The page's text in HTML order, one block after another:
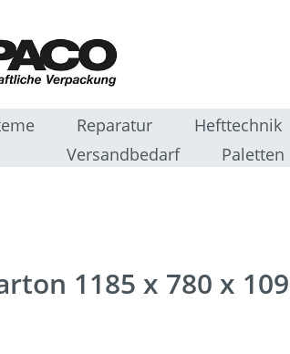
Reparatur Hefttechnik
Versandbedarf
Paletten
1185 x 780 x